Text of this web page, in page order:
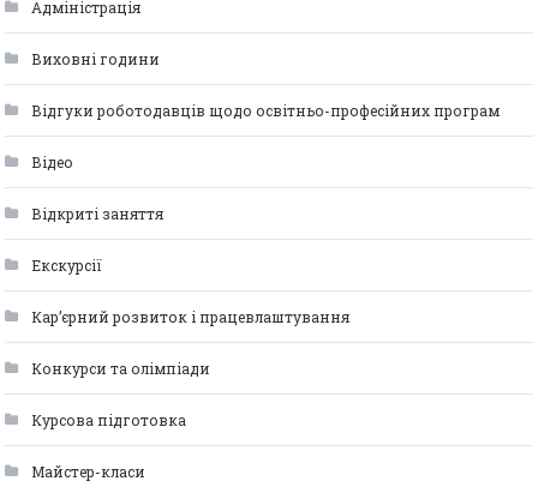
Адміністрація
Виховні години
Відгуки роботодавців щодо освітньо-професійних програм
Відео
Відкриті заняття
Екскурсії
Кар’єрний розвиток і працевлаштування
Конкурси та олімпіади
Курсова підготовка
Майстер-класи